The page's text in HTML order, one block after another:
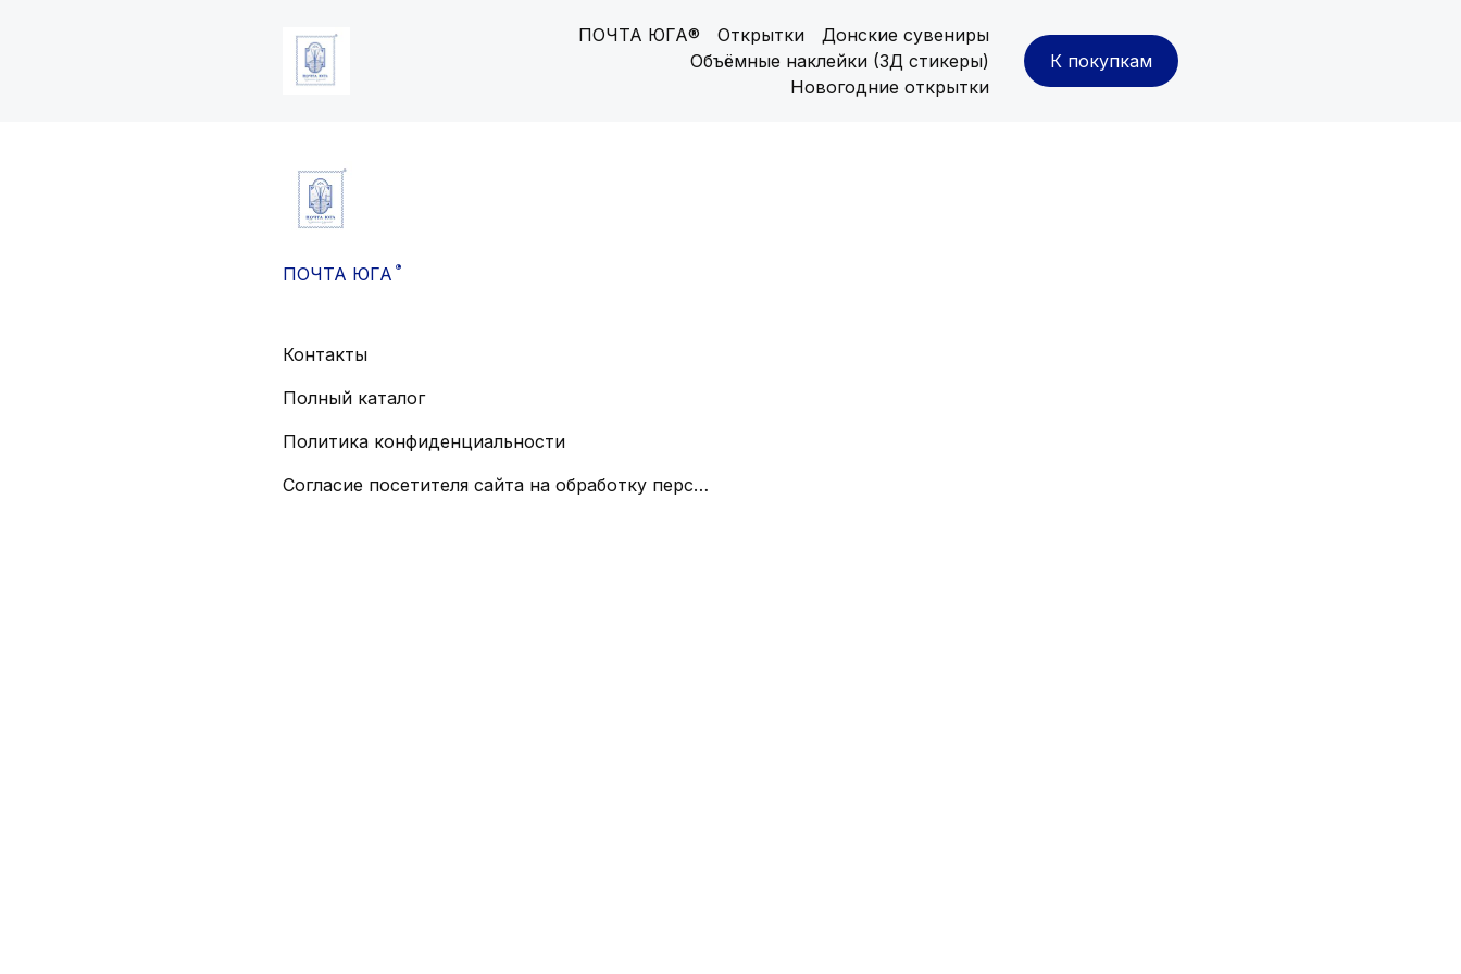
ПОЧТА ЮГА® Открытки
Донские сувениры
Объёмные наклейки (3Д стикеры)
Новогодние открытки
К покупкам
ПОЧТА ЮГА ®
Контакты
Полный каталог
Политика конфиденциальности
Согласие посетителя сайта на обработку персональных данных